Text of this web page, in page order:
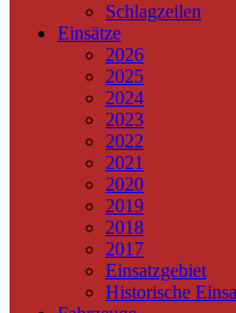
Schlagzeilen
Einsätze
2026
2025
2024
2023
2022
2021
2020
2019
2018
2017
Einsatzgebiet
Historische